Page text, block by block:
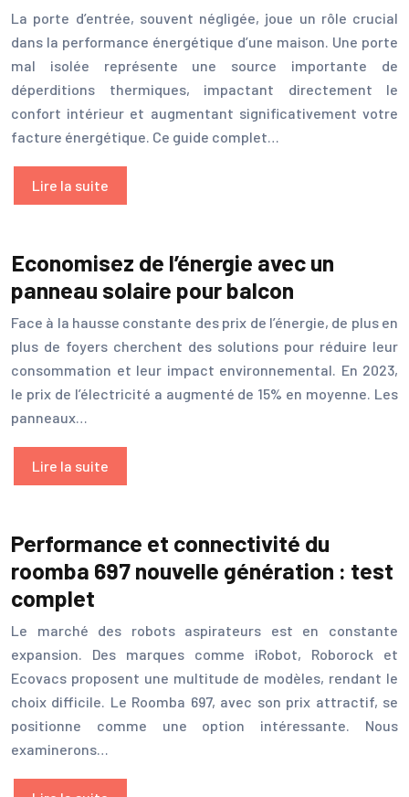
La porte d’entrée, souvent négligée, joue un rôle crucial
dans la performance énergétique d’une maison. Une porte
mal isolée représente une source importante de
déperditions thermiques, impactant directement le
confort intérieur et augmentant significativement votre
facture énergétique. Ce guide complet…
Lire la suite
Economisez de l’énergie avec un
panneau solaire pour balcon
Face à la hausse constante des prix de l’énergie, de plus en
plus de foyers cherchent des solutions pour réduire leur
consommation et leur impact environnemental. En 2023,
le prix de l’électricité a augmenté de 15% en moyenne. Les
panneaux…
Lire la suite
Performance et connectivité du
roomba 697 nouvelle génération : test
complet
Le marché des robots aspirateurs est en constante
expansion. Des marques comme iRobot, Roborock et
Ecovacs proposent une multitude de modèles, rendant le
choix difficile. Le Roomba 697, avec son prix attractif, se
positionne comme une option intéressante. Nous
examinerons…